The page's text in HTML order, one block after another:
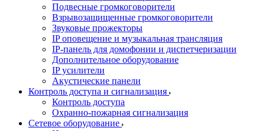
Подвесные громкоговорители
Взрывозащищенные громкоговорители
Звуковые прожекторы
IP оповещение и музыкальная трансляция
IP-панель для домофонии и диспетчеризации
Дополнительное оборудование
IP усилители
Акустические панели
Контроль доступа и сигнализация
Контроль доступа
Охранно-пожарная сигнализация
Сетевое оборудование